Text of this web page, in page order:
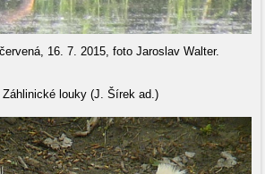
16. 7. 2015, foto Jaroslav Walter.
louky (J. Šírek ad.)